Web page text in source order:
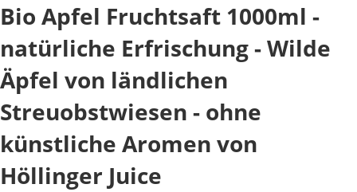
Bio Apfel Fruchtsaft 1000ml -
natürliche Erfrischung - Wilde
Äpfel von ländlichen
Streuobstwiesen - ohne
künstliche Aromen von
Höllinger Juice